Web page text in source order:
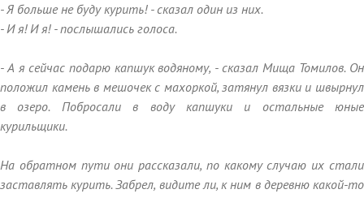
- Я больше не буду курить! - сказал один из них.
- И я! И я! - послышались голоса.
- А я сейчас подарю капшук водяному, - сказал Мища Томилов. Он
положил камень в мешочек с махоркой, затянул вязки и швырнул
в озеро. Побросали в воду капшуки и остальные юные
курильщики.
На обратном пути они рассказали, по какому случаю их стали
заставлять курить. Забрел, видите ли, к ним в деревню какой-то